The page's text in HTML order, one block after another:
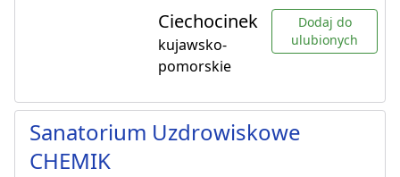
Ciechocinek
kujawsko-
pomorskie
Dodaj do
ulubionych
Sanatorium Uzdrowiskowe
CHEMIK